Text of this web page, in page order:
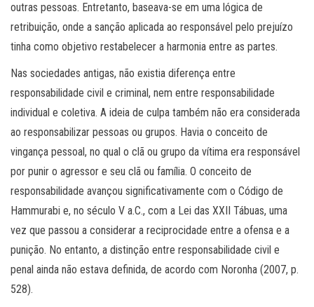
outras pessoas. Entretanto, baseava-se em uma lógica de
retribuição, onde a sanção aplicada ao responsável pelo prejuízo
tinha como objetivo restabelecer a harmonia entre as partes.
Nas sociedades antigas, não existia diferença entre
responsabilidade civil e criminal, nem entre responsabilidade
individual e coletiva. A ideia de culpa também não era considerada
ao responsabilizar pessoas ou grupos. Havia o conceito de
vingança pessoal, no qual o clã ou grupo da vítima era responsável
por punir o agressor e seu clã ou família. O conceito de
responsabilidade avançou significativamente com o Código de
Hammurabi e, no século V a.C., com a Lei das XXII Tábuas, uma
vez que passou a considerar a reciprocidade entre a ofensa e a
punição. No entanto, a distinção entre responsabilidade civil e
penal ainda não estava definida, de acordo com Noronha (2007, p.
528).